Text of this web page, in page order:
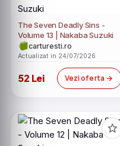
The Seven Deadly Sins -
Volume 13 | Nakaba Suzuki
carturesti.ro
Actualizat in 24/07/2026
52 Lei Vezi oferta